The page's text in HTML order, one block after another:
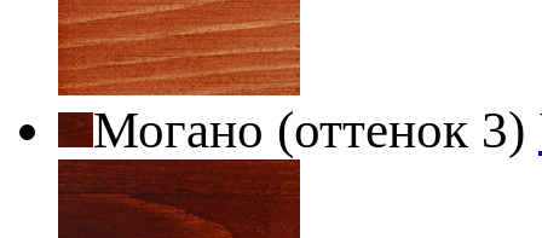
Могано (оттенок 3)